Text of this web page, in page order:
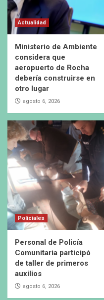
Actualidad
Ministerio de Ambiente
considera que
aeropuerto de Rocha
debería construirse en
otro lugar
agosto 6, 2026
Policiales
Personal de Policía
Comunitaria participó
de taller de primeros
auxilios
agosto 6, 2026